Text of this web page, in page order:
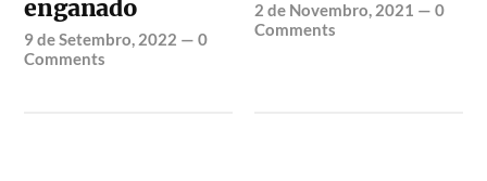
enganado
9 de Setembro, 2022 —0
Comments
2 de Novembro, 2021 —0
Comments